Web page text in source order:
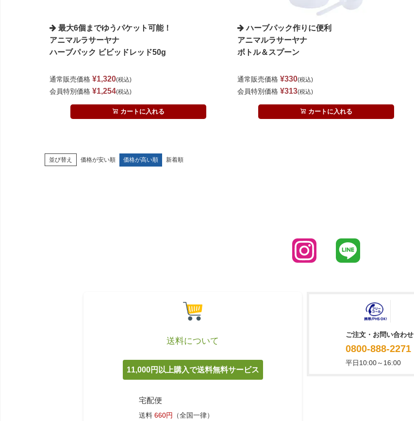
最大6個までゆうパケット可能！
アニマルラサーヤナ
ハーブパック ビビッドレッド50g
通常販売価格 ¥1,320 税込
会員特別価格 ¥1,254 税込
カートに入れる
ハーブパック作りに便利
アニマルラサーヤナ
ボトル＆スプーン
通常販売価格 ¥330 税込
会員特別価格 ¥313 税込
カートに入れる
並び替え 価格が安い順 価格が高い順 新着順
送料について
11,000円以上購入で送料無料サービス
宅配便
送料 660円 （全国一律）
ご注文・お問い合わせ
0800-888-2271
平日10:00～16:00